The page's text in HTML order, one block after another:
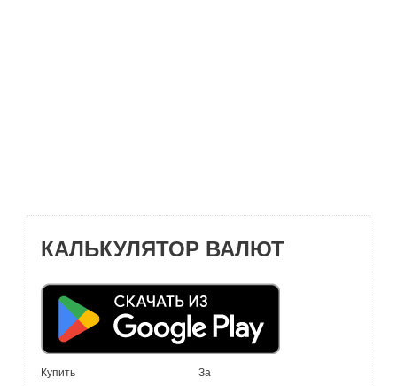
КАЛЬКУЛЯТОР ВАЛЮТ
Купить За